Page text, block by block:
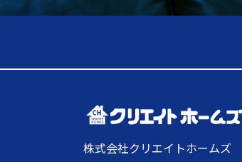
株式会社クリエイトホームズ